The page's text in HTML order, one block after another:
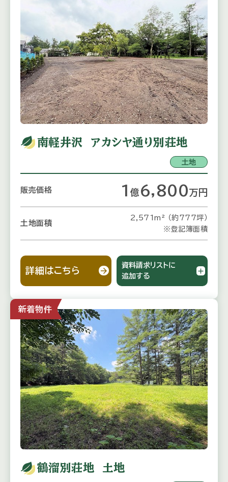
南軽井沢 アカシヤ通り別荘地
土地
販売価格 1 億 6,800万 円
土地面積
2,571m² （約777坪）
※登記簿面積
詳細はこちら
資料請求リストに
追加する
新着物件
鶴溜別荘地 土地